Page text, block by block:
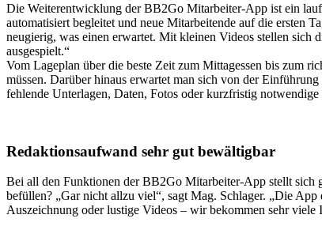
Die Weiterentwicklung der BB2Go Mitarbeiter-App ist ein
automatisiert begleitet und neue Mitarbeitende auf die ersten
neugierig, was einen erwartet. Mit kleinen Videos stellen sich
ausgespielt.“
Vom Lageplan über die beste Zeit zum Mittagessen bis zum
müssen. Darüber hinaus erwartet man sich von der
fehlende Unterlagen, Daten, Fotos oder kurzfristig
Redaktionsaufwand sehr gut bewältigbar
Bei all den Funktionen der BB2Go Mitarbeiter-App stellt sich
befüllen? „Gar nicht allzu viel“, sagt Mag. Schlager. „Die
Auszeichnung oder lustige Videos – wir bekommen sehr viele